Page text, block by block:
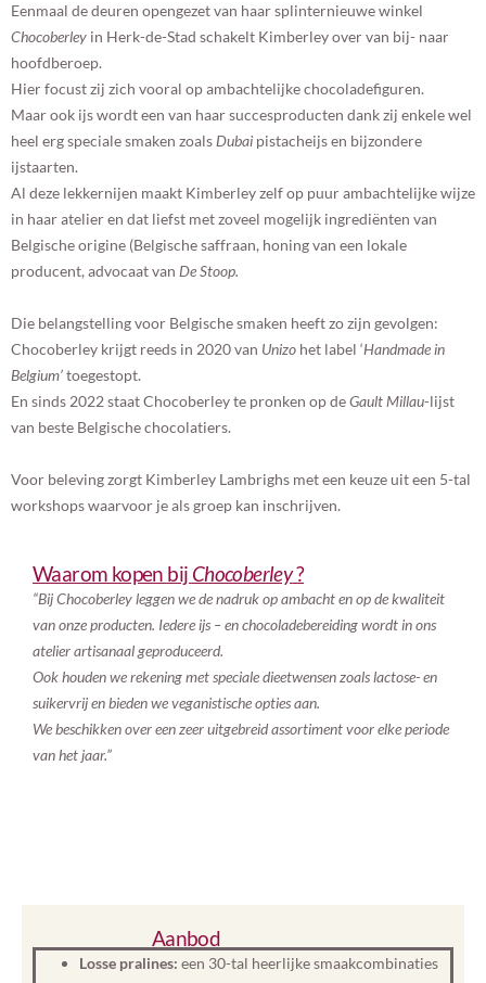
Eenmaal de deuren opengezet van haar splinternieuwe winkel
Chocoberley in Herk-de-Stad schakelt Kimberley over van bij- naar
hoofdberoep.
Hier focust zij zich vooral op ambachtelijke chocoladefiguren.
Maar ook ijs wordt een van haar succesproducten dank zij enkele wel
heel erg speciale smaken zoals Dubai pistacheijs en bijzondere
ijstaarten.
Al deze lekkernijen maakt Kimberley zelf op puur ambachtelijke wijze
in haar atelier en dat liefst met zoveel mogelijk ingrediënten van
Belgische origine (Belgische saffraan, honing van een lokale
producent, advocaat van De Stoop.
Die belangstelling voor Belgische smaken heeft zo zijn gevolgen:
Chocoberley krijgt reeds in 2020 van Unizo het label ‘Handmade in
Belgium’toegestopt.
En sinds 2022 staat Chocoberley te pronken op deGault Millau-lijst
van beste Belgische chocolatiers.
Voor beleving zorgt Kimberley Lambrighs met een keuze uit een 5-tal
workshops waarvoor je als groep kan inschrijven.
Waarom kopen bij Chocoberley?
“Bij Chocoberley leggen we de nadruk op ambacht en op de kwaliteit
van onze producten. Iedere ijs – en chocoladebereiding wordt in ons
atelier artisanaal geproduceerd.
Ook houden we rekening met speciale dieetwensen zoals lactose- en
suikervrij en bieden we veganistische opties aan.
We beschikken over een zeer uitgebreid assortiment voor elke periode
van het jaar.”
Aanbod
Losse pralines: een 30-tal heerlijke smaakcombinaties